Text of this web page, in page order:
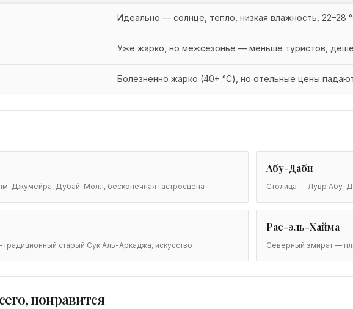
Идеально — солнце, тепло, низкая влажность, 22–28
Уже жарко, но межсезонье — меньше туристов,
Болезненно жарко (40+ °C), но отельные цены
Джумейра, Дубай-Молл, бесконечная гастросцена
Абу-Даби
Столица — Лувр Абу-
старый Сук Аль-Аркаджа, искусство
Рас-эль-Хайма
Северный эмират —
понравится